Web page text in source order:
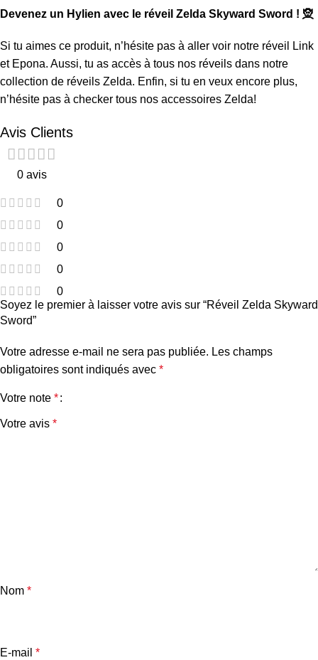
Devenez un Hylien avec le réveil Zelda Skyward Sword ! 🧝
Si tu aimes ce produit, n’hésite pas à aller voir notre réveil Link
et Epona. Aussi, tu as accès à tous nos réveils dans notre
collection de réveils Zelda. Enfin, si tu en veux encore plus,
n’hésite pas à checker tous nos accessoires Zelda!
Avis Clients
0 avis
0
0
0
0
0
Soyez le premier à laisser votre avis sur “Réveil Zelda Skyward
Sword”
Votre adresse e-mail ne sera pas publiée. Les champs
obligatoires sont indiqués avec *
Votre note *
Votre avis *
Nom *
E-mail *